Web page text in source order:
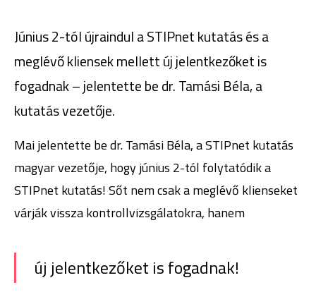
Június 2-tól újraindul a STIPnet kutatás és a
meglévő kliensek mellett új jelentkezőket is
fogadnak – jelentette be dr. Tamási Béla, a
kutatás vezetője.
Mai jelentette be dr. Tamási Béla, a STIPnet kutatás
magyar vezetője, hogy június 2-tól folytatódik a
STIPnet kutatás! Sőt nem csak a meglévő klienseket
várják vissza kontrollvizsgálatokra, hanem
új jelentkezőket is fogadnak!